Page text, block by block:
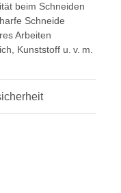
beim Schneiden
Schneide
Arbeiten
Kunststoff u. v. m.